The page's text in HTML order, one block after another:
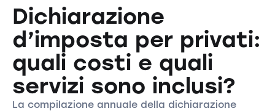
Dichiarazione
d’imposta per privati:
quali costi e quali
servizi sono inclusi?
La compilazione annuale della dichiarazione